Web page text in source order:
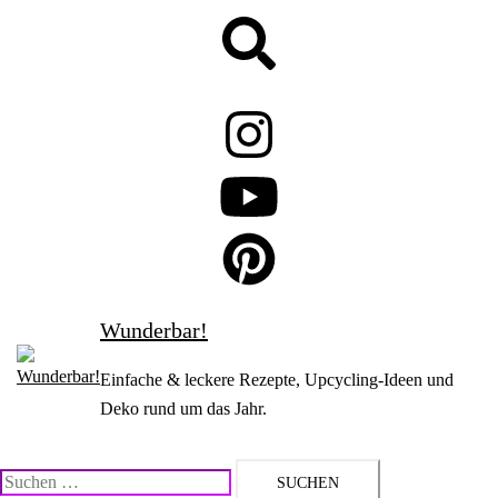
Wunderbar!
Einfache & leckere Rezepte, Upcycling-Ideen und
Deko rund um das Jahr.
Suchen